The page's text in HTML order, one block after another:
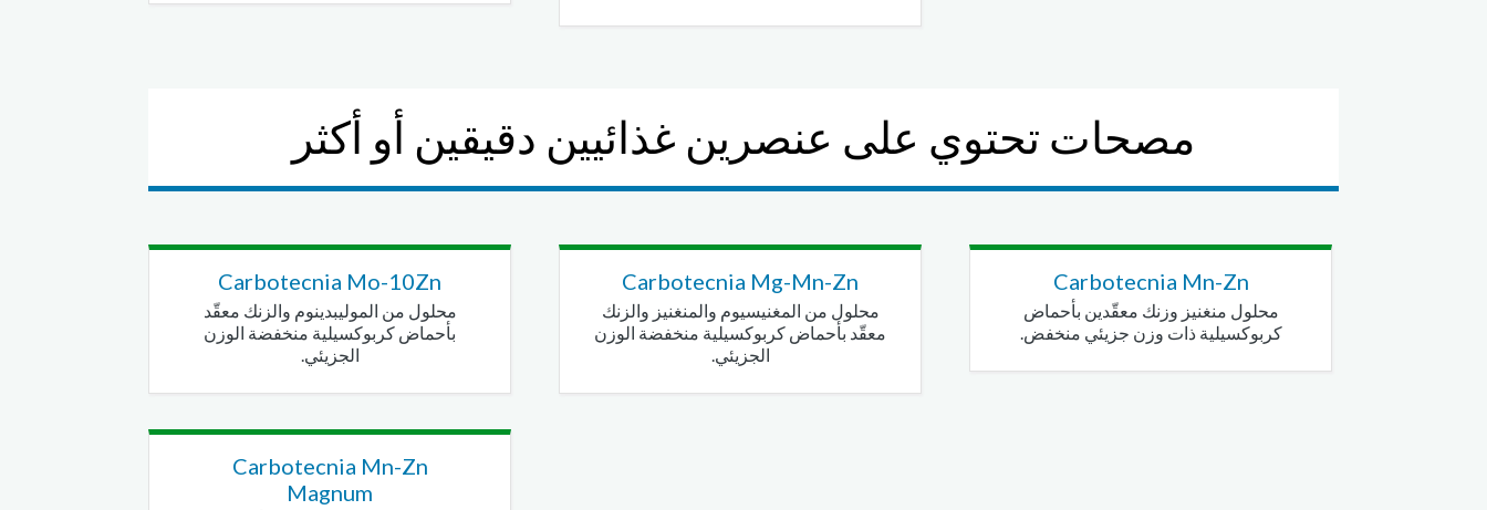
مصحات تحتوي على عنصرين غذائيين دقيقين أو أكثر
Carbotecnia Mo-10Zn
محلول من الموليبدينوم والزنك معقّد
بأحماض كربوكسيلية منخفضة الوزن
الجزيئي.
Carbotecnia Mg-Mn-Zn
محلول من المغنيسيوم والمنغنيز والزنك
معقّد بأحماض كربوكسيلية منخفضة الوزن
الجزيئي.
Carbotecnia Mn-Zn
محلول منغنيز وزنك معقّدين بأحماض
كربوكسيلية ذات وزن جزيئي منخفض.
Carbotecnia Mn-Zn
Magnum